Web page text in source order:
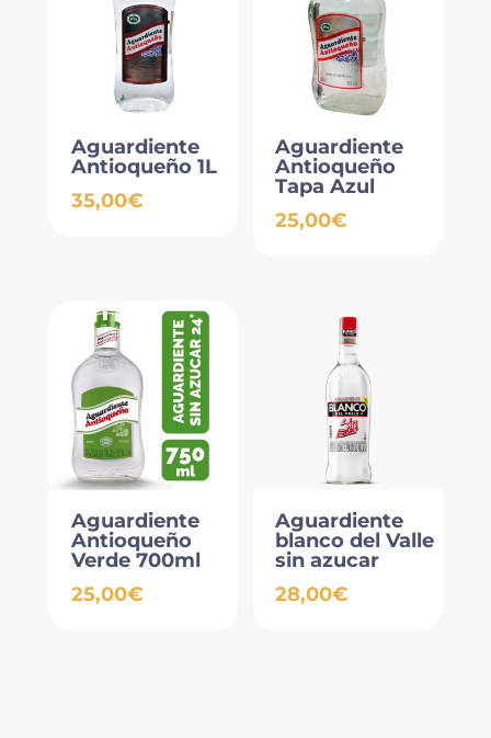
Aguardiente
Antioqueño 1L
35,00€
Aguardiente
Antioqueño
Tapa Azul
25,00€
Aguardiente
Antioqueño
Verde 700ml
25,00€
Aguardiente
blanco del Valle
sin azucar
28,00€